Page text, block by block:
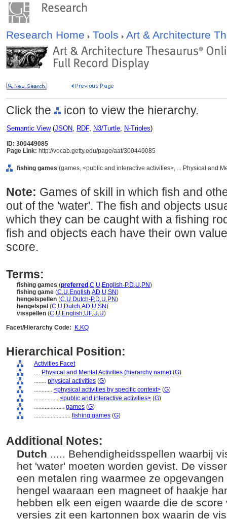
Research Home Tools Art & Architecture
Click the icon to view the hierarchy.
Semantic View(JSON, RDF, N3/Turtle, N-Triples)
ID: 300449085
Page Link: http://vocab.getty.edu/page/aat/300449085
fishing games (games, <public and interactive activities>, ... Physical and
Note: Games of skill in which fish and
out of the 'water'. The fish and objects
which they can be caught with a fishing
fish and objects each have their own
score.
Terms:
fishing games (preferred ,C,U,English-P,D,U,PN)
fishing game (C,U,English,AD,U,SN)
hengelspellen (C,U,Dutch-P,D,U,PN)
hengelspel (C,U,Dutch,AD,U,SN)
visspellen (C,U,English,UF,U,U)
Facet/Hierarchy Code:
K.KQ
Hierarchical Position:
Activities Facet
.... Physical and Mental Activities (hierarchy name) (G)
........ physical activities (G)
............ <physical activities by specific context> (G)
................ <public and interactive activities> (G)
.................... games (G)
........................ fishing games (G)
Additional Notes:
Dutch ..... Behendigheidsspellen waarbij
het 'water' moeten worden gevist. De
een metalen ring waarmee ze
hengel waaraan een magneet of haakje
hebben elk een eigen waarde die de
versies zit een kartonnen box waarin de